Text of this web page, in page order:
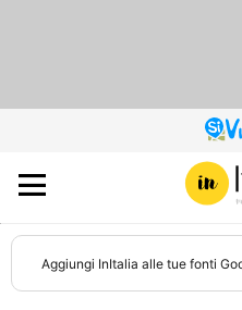
Aggiungi InItalia alle tue fonti